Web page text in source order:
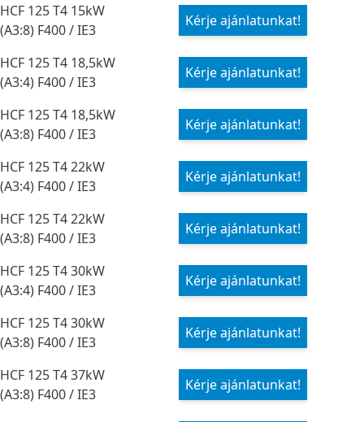
HCF 125 T4 15kW
(A3:8) F400 / IE3
Kérje ajánlatunkat!
HCF 125 T4 18,5kW
(A3:4) F400 / IE3
Kérje ajánlatunkat!
HCF 125 T4 18,5kW
(A3:8) F400 / IE3
Kérje ajánlatunkat!
HCF 125 T4 22kW
(A3:4) F400 / IE3
Kérje ajánlatunkat!
HCF 125 T4 22kW
(A3:8) F400 / IE3
Kérje ajánlatunkat!
HCF 125 T4 30kW
(A3:4) F400 / IE3
Kérje ajánlatunkat!
HCF 125 T4 30kW
(A3:8) F400 / IE3
Kérje ajánlatunkat!
HCF 125 T4 37kW
(A3:8) F400 / IE3
Kérje ajánlatunkat!